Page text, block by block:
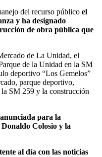
del recurso público el
y ha designado
de obra pública que
de La Unidad, el
de la Unidad en la SM
deportivo “Los Gemelos”
parque deportivo,
SM 259 y la construcción
para la
Colosio y la
al día con las noticias